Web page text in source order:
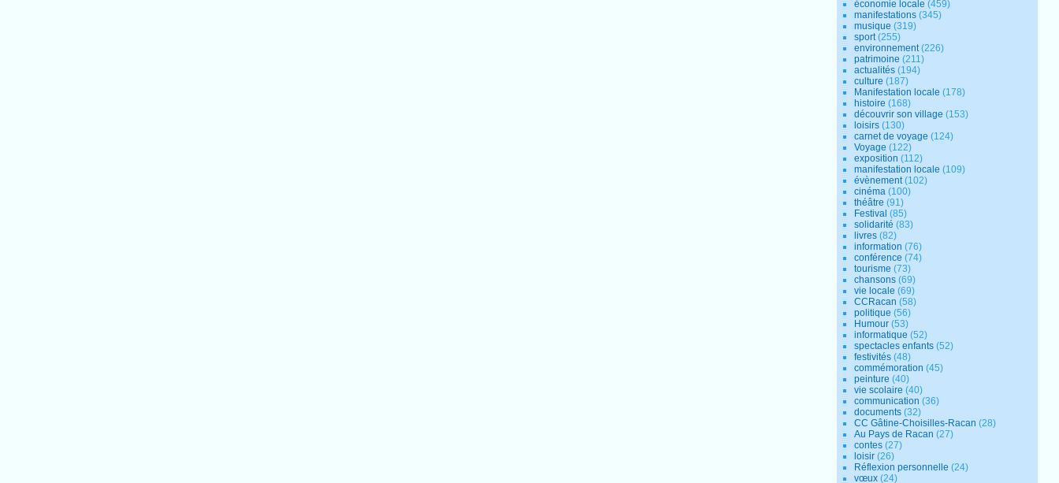
économie locale (459)
manifestations (345)
musique (319)
sport(255)
environnement(226)
patrimoine (211)
actualités (194)
culture (187)
Manifestation locale (178)
histoire (168)
découvrir son village (153)
loisirs (130)
carnet de voyage (124)
Voyage (122)
exposition (112)
manifestation locale (109)
évènement(102)
cinéma (100)
théâtre (91)
Festival (85)
solidarité (83)
livres (82)
information (76)
conférence (74)
tourisme (73)
chansons (69)
vie locale (69)
CCRacan (58)
politique (56)
Humour (53)
informatique (52)
spectacles enfants (52)
festivités (48)
commémoration (45)
peinture (40)
vie scolaire (40)
communication (36)
documents (32)
CC Gâtine-Choisilles-Racan (28)
Au Pays de Racan (27)
contes (27)
loisir (26)
Réflexion personnelle (24)
vœux (24)